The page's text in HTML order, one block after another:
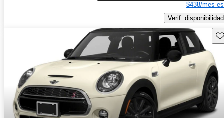
$438/mes
Verif. disponibilidad